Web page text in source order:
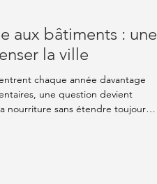
aux bâtiments : une
la ville
chaque année davantage
une question devient
nourriture sans étendre toujours